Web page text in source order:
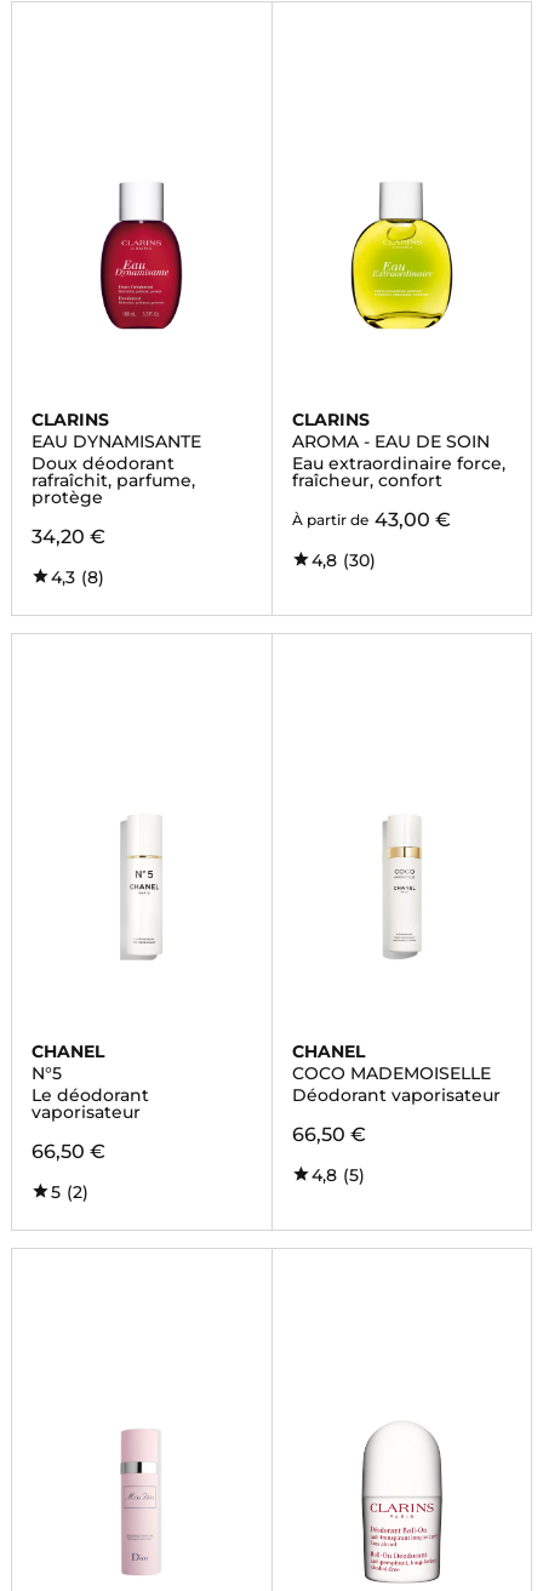
CLARINS
EAU DYNAMISANTE
Doux déodorant
rafraîchit, parfume,
protège
34,20 €
4,3 (8)
CLARINS
AROMA - EAU DE SOIN
Eau extraordinaire force,
fraîcheur, confort
À partir de 43,00 €
4,8 (30)
CHANEL
N°5
Le déodorant
vaporisateur
66,50 €
5 (2)
CHANEL
COCO MADEMOISELLE
Déodorant vaporisateur
66,50 €
4,8 (5)